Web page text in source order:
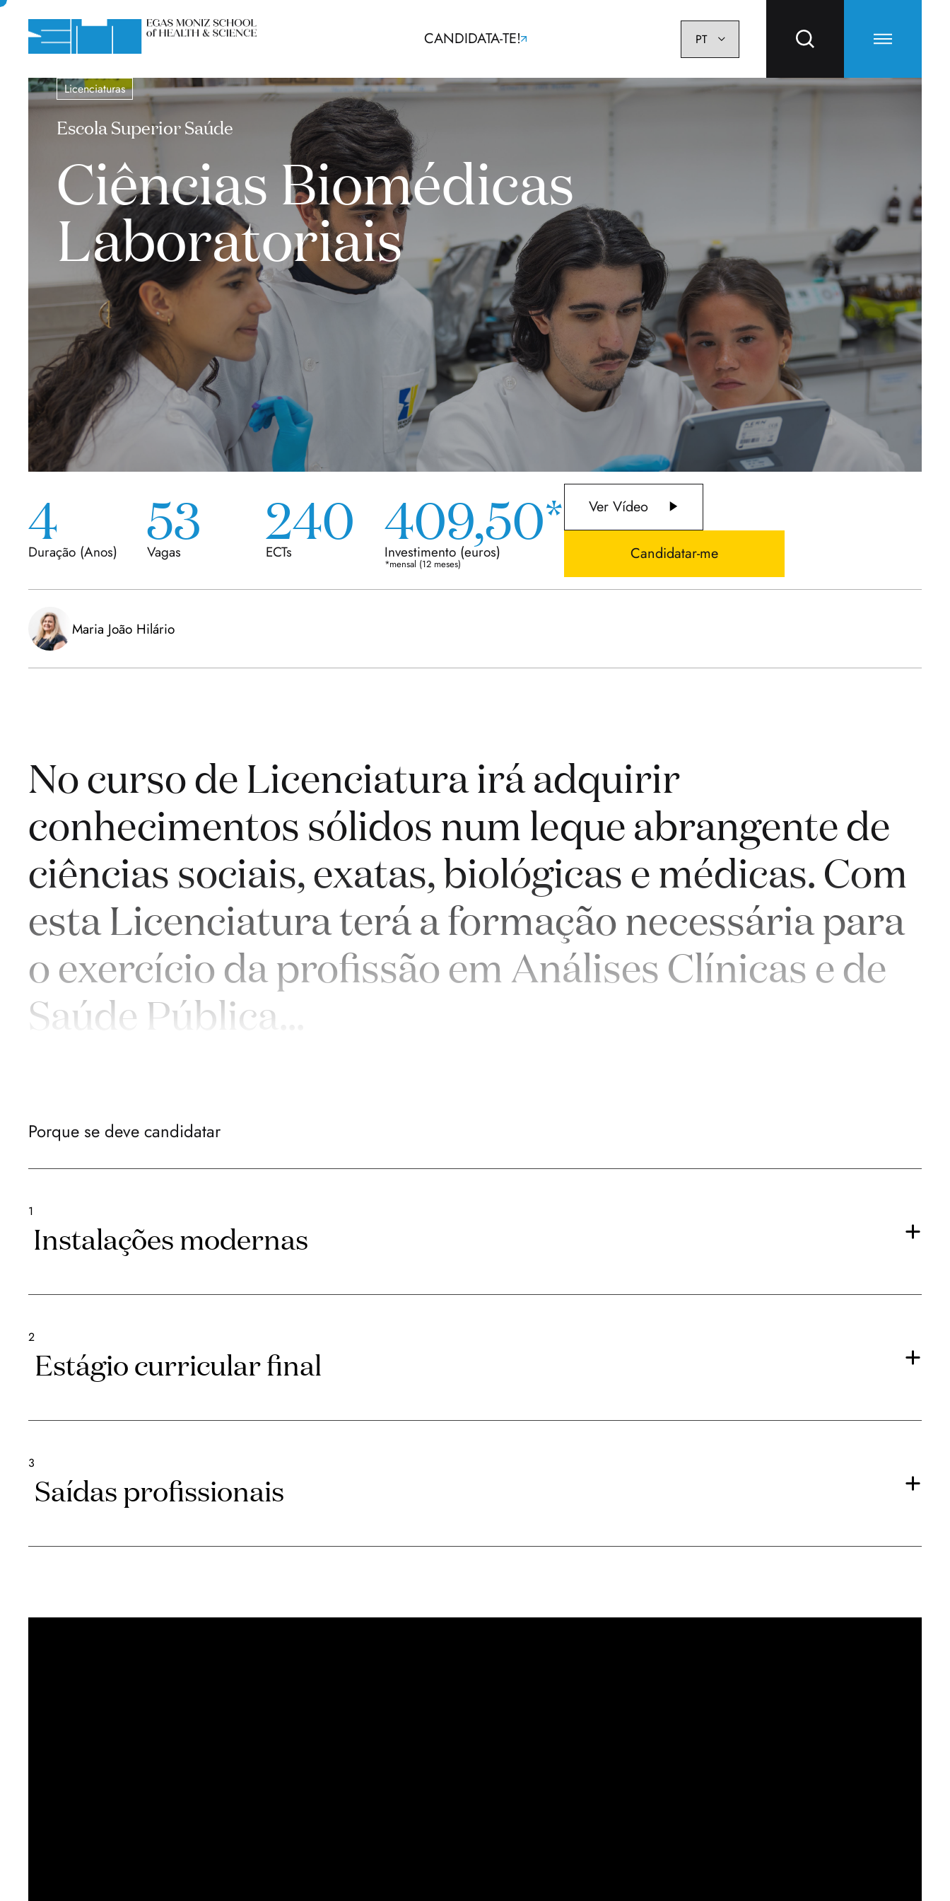
CANDIDATA-TE!
Licenciaturas
Escola Superior Saúde
Ciências Biomédicas
Laboratoriais
4
Duração (Anos)
53
Vagas
240
ECTs
409,50*
Investimento (euros)
*mensal (12 meses)
Ver Vídeo
Candidatar-me
Maria João Hilário
No curso de Licenciatura irá adquirir
conhecimentos sólidos num leque abrangente de
ciências sociais, exatas, biológicas e médicas. Com
esta Licenciatura terá a formação necessária para
o exercício da proﬁssão em Análises Clínicas e de
Saúde Pública
Porque se deve candidatar
1
Instalações modernas
2
Estágio curricular final
3
Saídas profissionais